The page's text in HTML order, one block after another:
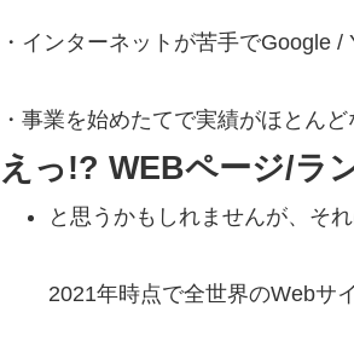
・インターネットが苦手でGoogle
・事業を始めたてで実績がほとん
えっ!? WEBページ/ラ
と思うかもしれませんが、そ
2021年時点で全世界のWebサ